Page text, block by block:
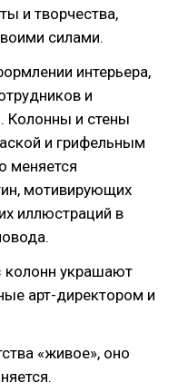
и творчества,
силами.
интерьера,
и
Колонны и стены
и грифельным
меняется
мотивирующих
иллюстраций в
колонн украшают
арт-директором и
«живое», оно